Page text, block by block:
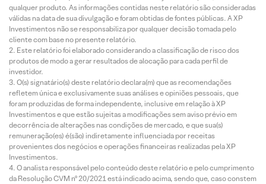
qualquer produto. As informações contidas neste relatório são consideradas
válidas na data de sua divulgação e foram obtidas de fontes públicas. A XP
Investimentos não se responsabiliza por qualquer decisão tomada pelo
cliente com base no presente relatório.
Este relatório foi elaborado considerando a classificação de risco dos
produtos de modo a gerar resultados de alocação para cada perfil de
investidor.
O(s) signatário(s) deste relatório declara(m) que as recomendações
refletem única e exclusivamente suas análises e opiniões pessoais, que
foram produzidas de forma independente, inclusive em relação à XP
Investimentos e que estão sujeitas a modificações sem aviso prévio em
decorrência de alterações nas condições de mercado, e que sua(s)
remuneração(es) é(são) indiretamente influenciada por receitas
provenientes dos negócios e operações financeiras realizadas pela XP
Investimentos.
O analista responsável pelo conteúdo deste relatório e pelo cumprimento
da Resolução CVM nº 20/2021 está indicado acima, sendo que, caso constem